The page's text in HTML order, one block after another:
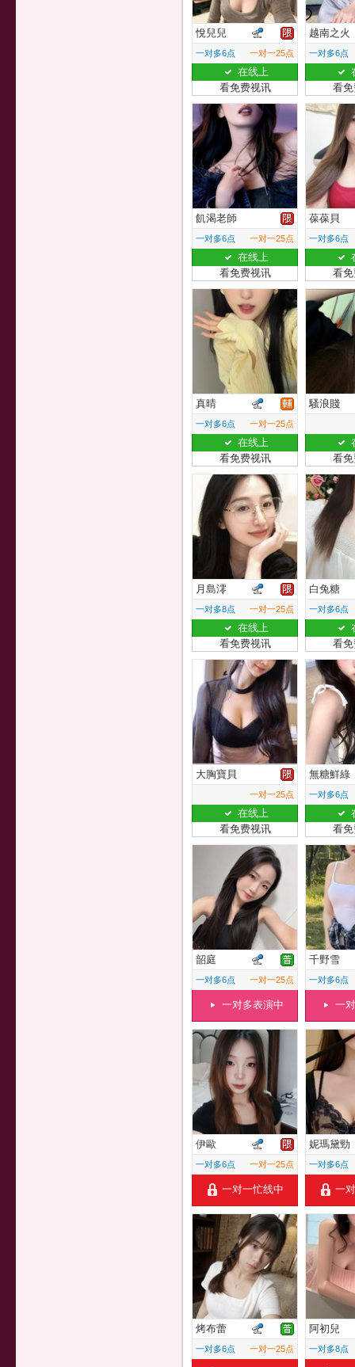
悅兒兒
一对多6点 一对一25点
在线上
看免费视讯
越南之火
一对多6点
看
飢渴老師
一对多6点 一对一25点
在线上
看免费视讯
葆葆貝
一对多6点
看
真晴
一对多6点 一对一25点
在线上
看免费视讯
騷浪賤
看
月島澪
一对多8点 一对一25点
在线上
看免费视讯
白兔糖
一对多6点
看
大胸寶貝
一对一25点
在线上
看免费视讯
無糖鮮綠
一对多6点
看
韶庭
一对多6点 一对一25点
一对多表演中
千野雪
一对多6点
一
伊歐
一对多6点 一对一25点
一对一忙线中
妮瑪黛勁
一对多6点
一
烤布蕾
一对多6点 一对一25点
阿初兒
一对多8点